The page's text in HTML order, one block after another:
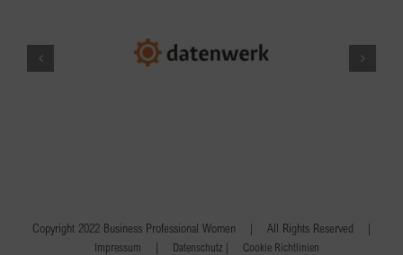
Copyright 2022 Business Professional Women | All Rights Reserved |
Impressum | Datenschutz | Cookie Richtlinien